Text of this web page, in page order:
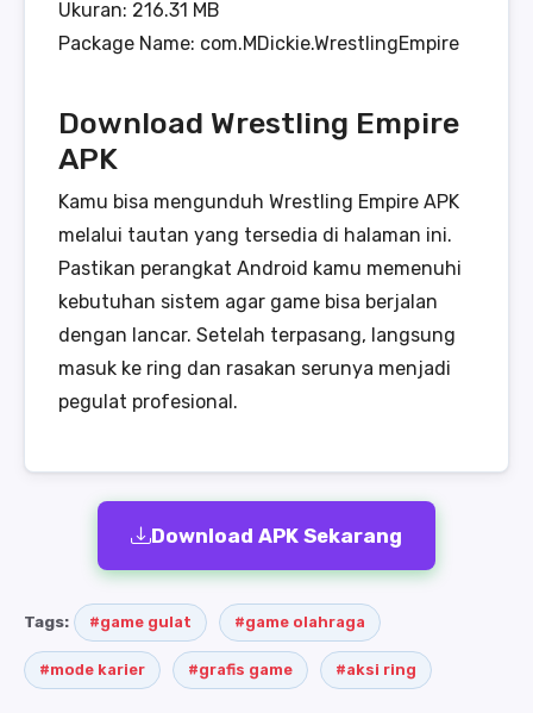
Ukuran: 216.31 MB
Package Name: com.MDickie.WrestlingEmpire
Download Wrestling Empire
APK
Kamu bisa mengunduh Wrestling Empire APK
melalui tautan yang tersedia di halaman ini.
Pastikan perangkat Android kamu memenuhi
kebutuhan sistem agar game bisa berjalan
dengan lancar. Setelah terpasang, langsung
masuk ke ring dan rasakan serunya menjadi
pegulat profesional.
Download APK Sekarang
Tags: #game gulat #game olahraga
#mode karier #grafis game #aksi ring